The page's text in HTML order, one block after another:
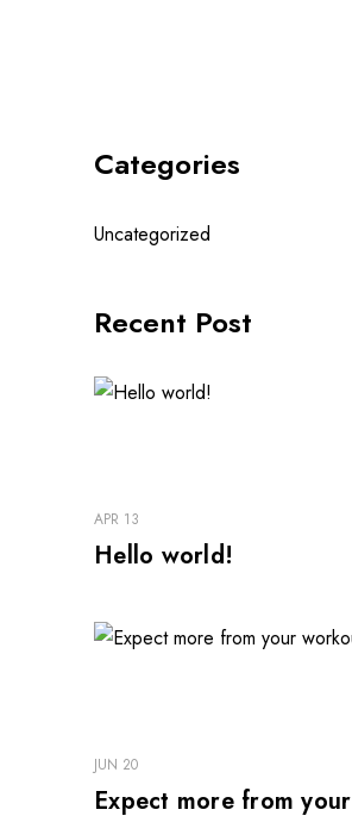
Categories
Uncategorized
Recent Post
APR 13
Hello world!
JUN 20
Expect more from your